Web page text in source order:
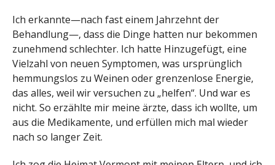
Ich erkannte—nach fast einem Jahrzehnt der
Behandlung—, dass die Dinge hatten nur bekommen
zunehmend schlechter. Ich hatte Hinzugefügt, eine
Vielzahl von neuen Symptomen, was ursprünglich
hemmungslos zu Weinen oder grenzenlose Energie,
das alles, weil wir versuchen zu „helfen“. Und war es
nicht. So erzählte mir meine ärzte, dass ich wollte, um
aus die Medikamente, und erfüllen mich mal wieder
nach so langer Zeit.